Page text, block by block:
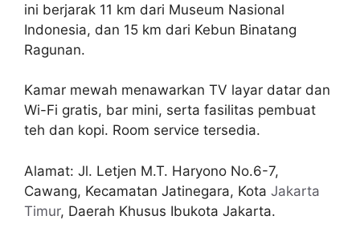
ini berjarak 11 km dari Museum Nasional
Indonesia, dan 15 km dari Kebun Binatang
Ragunan.
Kamar mewah menawarkan TV layar datar dan
Wi-Fi gratis, bar mini, serta fasilitas pembuat
teh dan kopi. Room service tersedia.
Alamat: Jl. Letjen M.T. Haryono No.6-7,
Cawang, Kecamatan Jatinegara, Kota Jakarta
Timur, Daerah Khusus Ibukota Jakarta.